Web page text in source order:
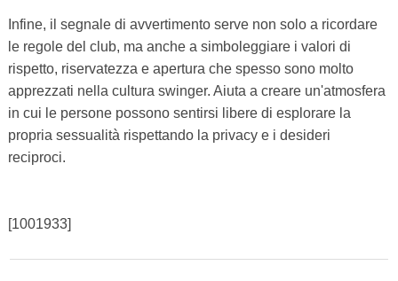
Infine, il segnale di avvertimento serve non solo a ricordare
le regole del club, ma anche a simboleggiare i valori di
rispetto, riservatezza e apertura che spesso sono molto
apprezzati nella cultura swinger. Aiuta a creare un'atmosfera
in cui le persone possono sentirsi libere di esplorare la
propria sessualità rispettando la privacy e i desideri
reciproci.
[1001933]